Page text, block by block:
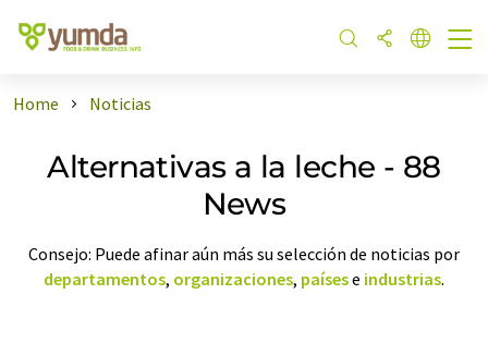
Home Noticias
Alternativas a la leche - 88
News
Consejo: Puede afinar aún más su selección de noticias por
departamentos, organizaciones, paísese industrias.